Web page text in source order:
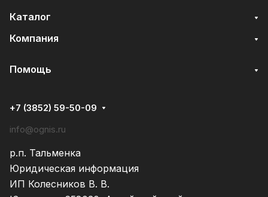
Каталог
Компания
Помощь
+7 (3852) 59-50-09
info@ognis.ru
р.п. Тальменка
Юридическая информация
ИП Колесников В. В.